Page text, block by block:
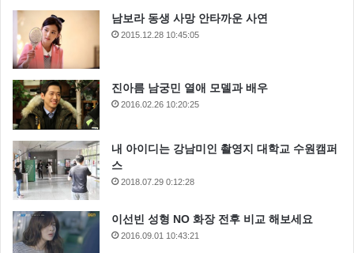
남보라 동생 사망 안타까운 사연
2015.12.28 10:45:05
진아름 남궁민 열애 모델과 배우
2016.02.26 10:20:25
내 아이디는 강남미인 촬영지 대학교 수원캠퍼
스
2018.07.29 0:12:28
이선빈 성형 NO 화장 전후 비교 해보세요
2016.09.01 10:43:21